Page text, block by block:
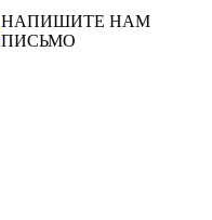
НАПИШИТЕ НАМ
ПИСЬМО